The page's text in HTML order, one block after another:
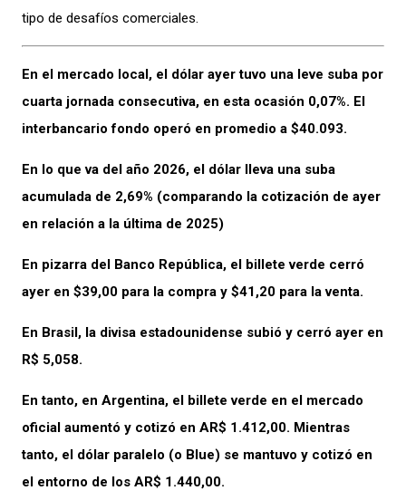
tipo de desafíos comerciales.
En el mercado local, el dólar ayer tuvo una leve suba por
cuarta jornada consecutiva, en esta ocasión 0,07%. El
interbancario fondo operó en promedio a $40.093.
En lo que va del año 2026, el dólar lleva una suba
acumulada de 2,69% (comparando la cotización de ayer
en relación a la última de 2025)
En pizarra del Banco República, el billete verde cerró
ayer en $39,00 para la compra y $41,20 para la venta.
En Brasil, la divisa estadounidense subió y cerró ayer en
R$ 5,058.
En tanto, en Argentina, el billete verde en el mercado
oficial aumentó y cotizó en AR$ 1.412,00. Mientras
tanto, el dólar paralelo (o Blue) se mantuvo y cotizó en
el entorno de los AR$ 1.440,00.